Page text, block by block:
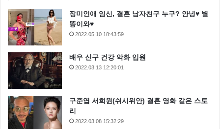
장미인애 임신, 결혼 남자친구 누구? 안녕♥ 별
똥이와♥
2022.05.10 18:43:59
배우 신구 건강 악화 입원
2022.03.13 12:20:01
구준엽 서희원(쉬시위안) 결혼 영화 같은 스토
리
2022.03.08 15:32:29